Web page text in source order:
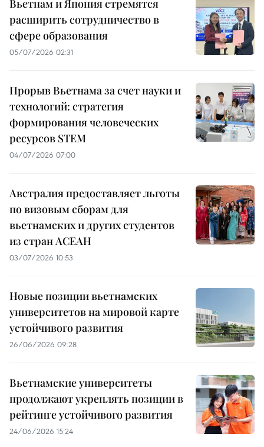
Вьетнам и Япония стремятся
расширить сотрудничество в
сфере образования
05/07/2026 02:31
Прорыв Вьетнама за счет науки и
технологий: стратегия
формирования человеческих
ресурсов STEM
04/07/2026 07:00
Австралия предоставляет льготы
по визовым сборам для
вьетнамских и других студентов
из стран АСЕАН
03/07/2026 10:53
Новые позиции вьетнамских
университетов на мировой карте
устойчивого развития
26/06/2026 09:28
Вьетнамские университеты
продолжают укреплять позиции в
рейтинге устойчивого развития
24/06/2026 15:24